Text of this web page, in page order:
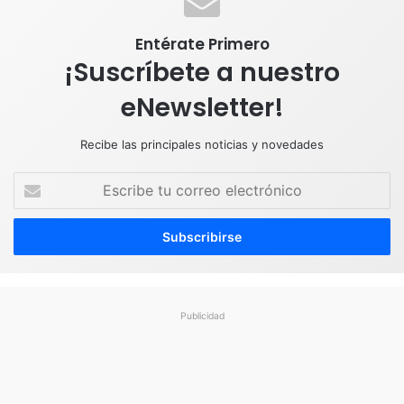
Entérate Primero
¡Suscríbete a nuestro
eNewsletter!
Recibe las principales noticias y novedades
c
i
Publicidad